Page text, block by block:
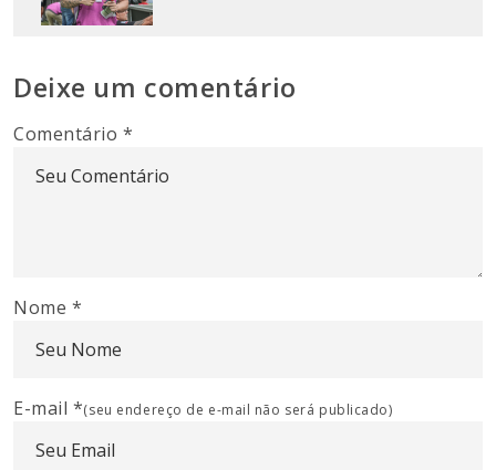
Deixe um comentário
Comentário*
Nome *
E-mail *(seu endereço de e-mail não será publicado)